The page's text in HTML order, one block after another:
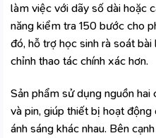
làm việc với dãy số dài hoặc
năng kiểm tra 150 bước cho
đó, hỗ trợ học sinh rà soát
chỉnh thao tác chính xác hơn.
Sản phẩm sử dụng nguồn
và pin, giúp thiết bị hoạt
ánh sáng khác nhau. Bên